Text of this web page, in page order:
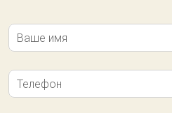
Ваше имя
Телефон